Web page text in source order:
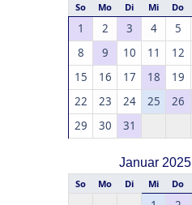
So Mo Di Mi Do
1 2 3 4 5
8
9 10 11 12
15
16 17 18 19
22
23 24 25 26
29
30 31
Januar 2025
So Mo Di Mi Do